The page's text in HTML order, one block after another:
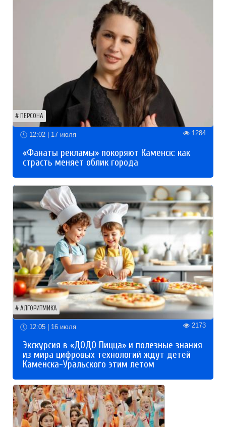
ПЕРСОНА
12:02 | 17 июля 1284
«Фанаты рекламы» покоряют Каменск: как
страсть меняет облик города
АЛГОРИТМИКА
12:05 | 16 июля 2173
Экскурсия в «ДОДО Пицца» и полезные знания
из мира цифровых технологий ждут детей
Каменска-Уральского этим летом